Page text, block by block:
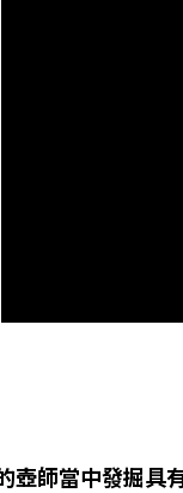
師當中發掘具